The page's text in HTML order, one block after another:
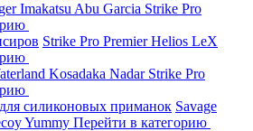
Imakatsu Abu Garcia Strike Pro
Strike Pro PremierHelios LeX
Kosadaka Nadar Strike Pro
силиконовых приманок Savage
Yummy Перейти в категорию